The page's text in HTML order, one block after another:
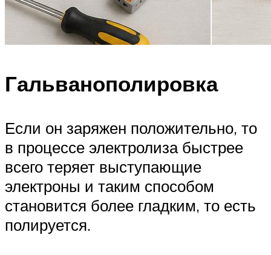
Гальванополировка
Если он заряжен положительно, то
в процессе электролиза быстрее
всего теряет выступающие
электроны и таким способом
становится более гладким, то есть
полируется.